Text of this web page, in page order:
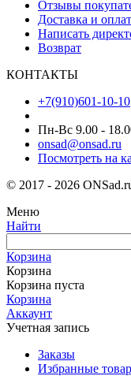
Отзывы
Доставка и
Написать
Возврат
КОНТАКТЫ
+7(910)601-10-10
Пн-Вс 9.00 -
onsad@onsad.ru
Посмотреть на
© 2017 - 2026
Меню
Найти
Корзина
Корзина
Корзина пуста
Корзина
Аккаунт
Учетная запись
Заказы
Избранные